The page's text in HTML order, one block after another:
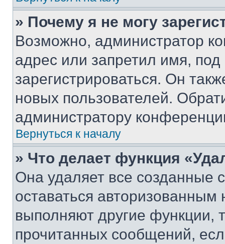
» Почему я не могу
Возможно, администратор
адрес или запретил имя,
зарегистрироваться. Он
новых пользователей.
администратору
Вернуться к началу
» Что делает функция
Она удаляет все созданные
оставаться
выполняют другие функции,
прочитанных сообщений,